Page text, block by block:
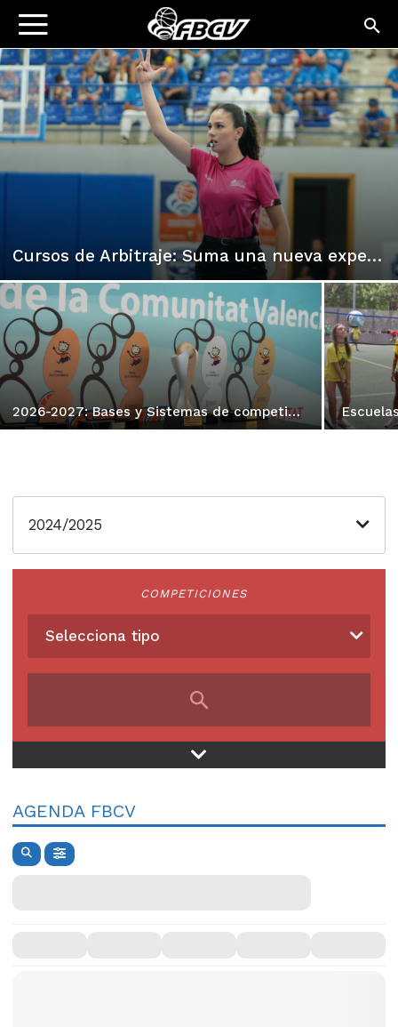
Cursos de Arbitraje: Suma una nueva experiencia en el baloncesto
2026-2027: Bases y Sistemas de competición IR
2024/2025
COMPETICIONES
Selecciona tipo
AGENDA FBCV